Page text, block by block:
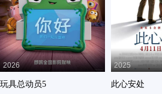
2026
玩具总动员5
2025
此心安处